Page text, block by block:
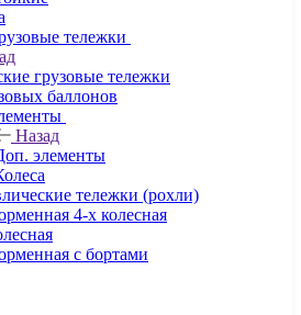
тележки
грузовые тележки
баллонов
Назад
элементы
тележки (рохли)
4-х колесная
с бортами